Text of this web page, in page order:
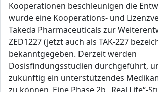
Kooperationen beschleunigen die
wurde eine Kooperations- und
Takeda Pharmaceuticals zur
ZED1227 (jetzt auch als TAK-227
bekanntgegeben. Derzeit werden
Dosisfindungsstudien durchgeführt,
zukünftig ein unterstützendes